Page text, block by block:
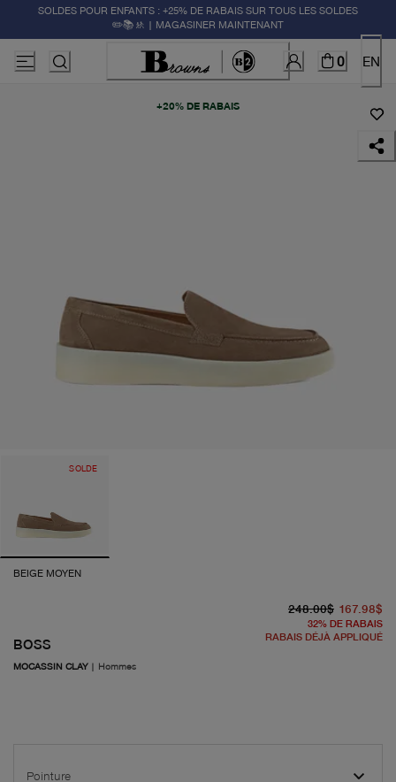
SOLDES POUR ENFANTS : +25% DE RABAIS SUR TOUS LES SOLDES
✏️📚🚸 | MAGASINER MAINTENANT
0 EN
+20% DE RABAIS
SOLDE
BEIGE MOYEN
BOSS
MOCASSIN CLAY| Hommes
248.00$ 167.98$
32% DE RABAIS
RABAIS DÉJÀ APPLIQUÉ
Pointure